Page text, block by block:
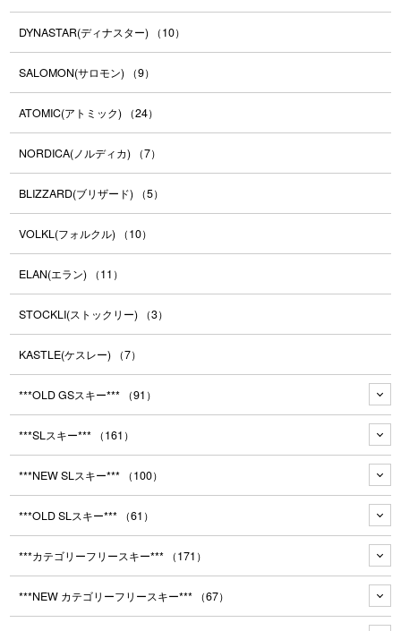
DYNASTAR(ディナスター) （10）
SALOMON(サロモン) （9）
ATOMIC(アトミック) （24）
NORDICA(ノルディカ) （7）
BLIZZARD(ブリザード) （5）
VOLKL(フォルクル) （10）
ELAN(エラン) （11）
STOCKLI(ストックリー) （3）
KASTLE(ケスレー) （7）
***OLD GSスキー*** （91）
***SLスキー*** （161）
***NEW SLスキー*** （100）
***OLD SLスキー*** （61）
***カテゴリーフリースキー*** （171）
***NEW カテゴリーフリースキー*** （67）